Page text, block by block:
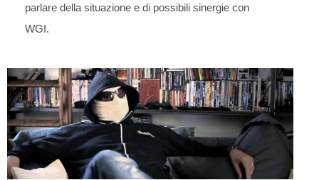
parlare della situazione e di possibili sinergie con
WGI.